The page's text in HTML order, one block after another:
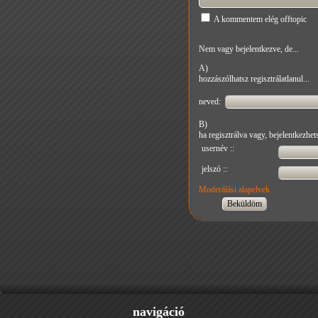
A kommentem elég offtopic
Nem vagy bejelentkezve, de...
A)
hozzászólhatsz regisztrálatlanul...
neved:
B)
ha regisztrálva vagy,
usernév ::
jelszó ::
Moderálási alapelvek
navigáció